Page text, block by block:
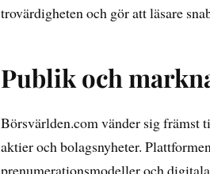
trovärdigheten och gör att läsare
Publik och
Börsvärlden.com vänder sig främst
aktier och bolagsnyheter.